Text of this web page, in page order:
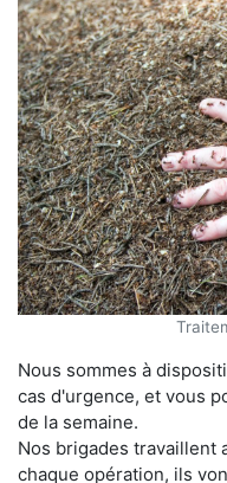
Nous sommes à
cas d'urgence, et vous
de la semaine.
Nos brigades travaillent
chaque opération, ils